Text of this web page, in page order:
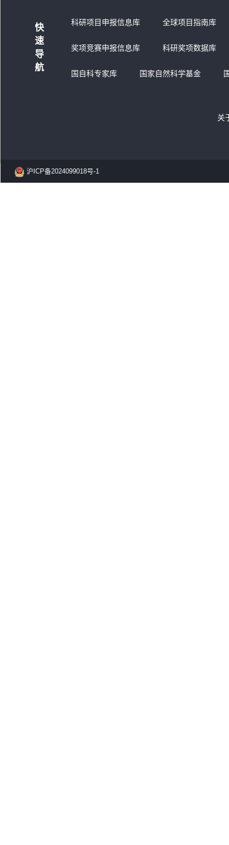
快
速
导
航
科研项目申报信息库 全球项目指南库
奖项竞赛申报信息库 科研奖项数据库
国自科专家库 国家自然科学基金
关
沪ICP备2024099018号-1